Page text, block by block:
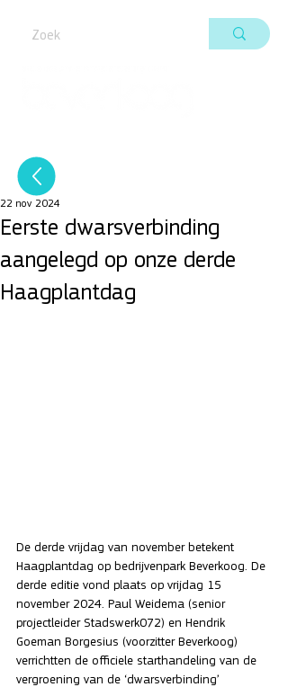
Eerste dwarsverbinding
aangelegd op onze derde
Haagplantdag
22 nov 2024
De derde vrijdag van november betekent
Haagplantdag op bedrijvenpark Beverkoog. De
derde editie vond plaats op vrijdag 15
november 2024. Paul Weidema (senior
projectleider Stadswerk072) en Hendrik
Goeman Borgesius (voorzitter Beverkoog)
verrichtten de officiele starthandeling van de
vergroening van de ‘dwarsverbinding’